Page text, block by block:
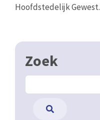
Hoofdstedelijk Gewest.
Zoek